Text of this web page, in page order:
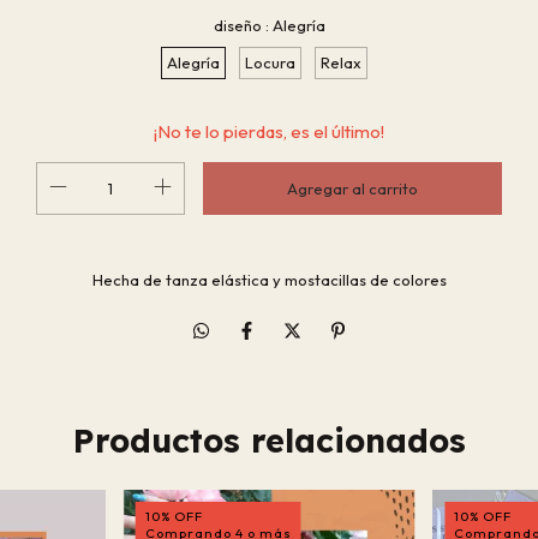
diseño : Alegría
Alegría
Locura Relax
¡No te lo pierdas, es el último!
Hecha de tanza elástica y mostacillas de colores
Productos relacionados
10% OFF
Comprando 4 o más
10% OFF